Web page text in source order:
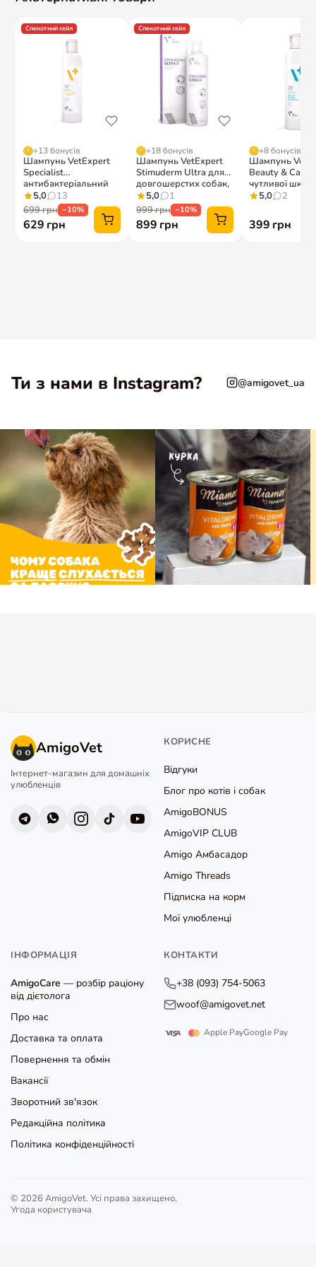
Застосування:
• Змочіть шерсть теплою водою, нанесіть невелику кількість
шампуню на шерсть та спіньте
• Втирайте масажними рухами впродовж 5 хвилин
• Захищайте очі та вуха тварини від потрапляння шампуню,
обережно змийте
• Якщо шампунь потрапив у очі, негайно промийте їх
теплою водою
• При необхідності повторіть процедуру
Ти з нами в Instagram? @amigovet_ua
AmigoVet
Інтернет-магазин для домашніх
улюбленців
КОРИСНЕ
Відгуки
Блог про котів і собак
AmigoBONUS
AmigoVIP CLUB
Amigo Амбасадор
Amigo Threads
Підписка на корм
Мої улюбленці
ІНФОРМАЦІЯ
AmigoCare — розбір раціону
від дієтолога
Про нас
Доставка та оплата
Повернення та обмін
Вакансії
Зворотний зв'язок
Редакційна політика
Політика конфіденційності
КОНТАКТИ
+38 (093) 754-5063
woof@amigovet.net
Apple PayGoogle Pay
© 2026 AmigoVet. Усі права захищено.
Угода користувача